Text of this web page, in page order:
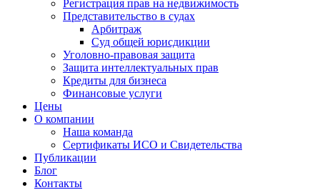
Регистрация прав на недвижимость
Представительство в судах
Арбитраж
Суд общей юрисдикции
Уголовно-правовая защита
Защита интеллектуальных прав
Кредиты для бизнеса
Финансовые услуги
Цены
О компании
Наша команда
Сертификаты ИСО и Свидетельства
Публикации
Блог
Контакты